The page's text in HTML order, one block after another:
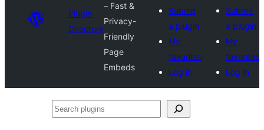
Plugin
Directory
– Fast &
Privacy-
Friendly
Page
Embeds
Submit
a plugin
My
favorites
Log in
Submit
a plugin
My
favorites
Log in
Search